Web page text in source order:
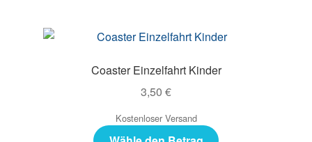
Coaster Einzelfahrt Kinder
3,50 €
Kostenloser Versand